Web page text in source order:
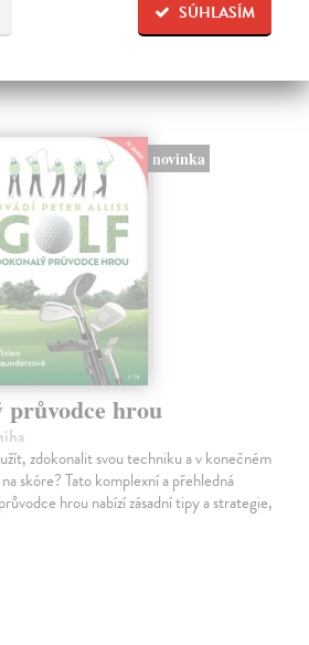
SÚHLASÍM
novinka
průvodce hrou
zdokonalit svou techniku a v konečném
skóre? Tato komplexní a přehledná
hrou nabízí zásadní tipy a strategie,